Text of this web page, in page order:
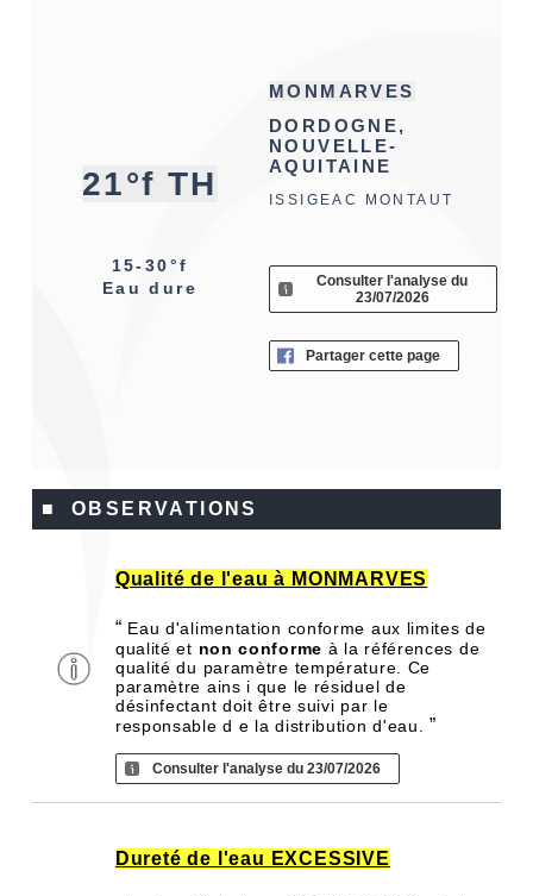
21°f TH
15-30°f
Eau dure
MONMARVES
DORDOGNE,
NOUVELLE-
AQUITAINE
ISSIGEAC MONTAUT
Consulter l'analyse du
23/07/2026
Partager cette page
■ OBSERVATIONS
Qualité de l'eau à MONMARVES
“ Eau d'alimentation conforme aux limites de
qualité et non conforme à la références de
qualité du paramètre température. Ce
paramètre ains i que le résiduel de
désinfectant doit être suivi par le
responsable d e la distribution d'eau.”
Consulter l'analyse du 23/07/2026
Dureté de l'eau EXCESSIVE